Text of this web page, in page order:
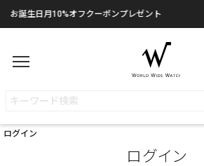
お誕生日月10%オフクーポンプレゼント
ログイン
ログイン